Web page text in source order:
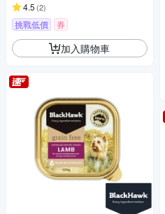
4.5 (2)
挑戰低價 券
加入購物車